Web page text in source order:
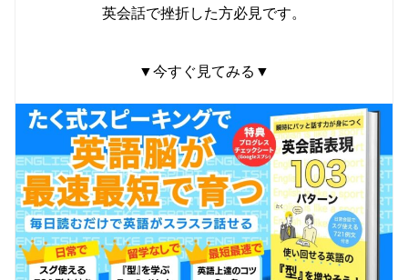
英会話で挫折した方必見です。
▼今すぐ見てみる▼